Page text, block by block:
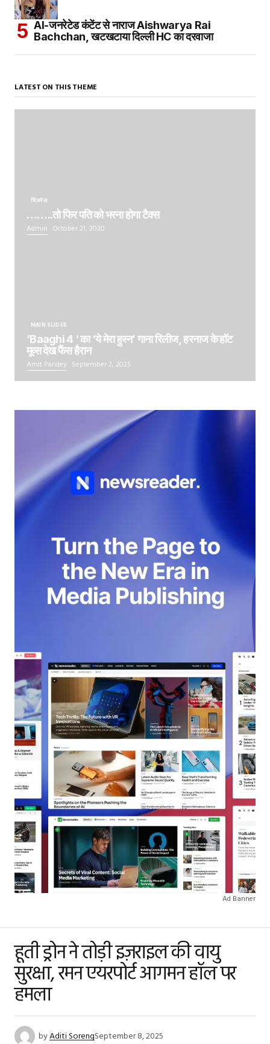
AI-जनरेटेड कंटेंट से नाराज Aishwarya Rai
Bachchan, खटखटाया दिल्ली HC का दरवाजा
LATEST ON THIS THEME
बिज़नेस
……..तो फिर पति को भरना होगा टैक्स
Admin October 21, 2020
MAIN SLIDER
‘Baaghi 4 ‘ का ‘ये मेरा हुस्न’ गाना रिलीज, हरनाज के हॉट
मूव्स देख फैंस हैरान
Amit Pandey September 2, 2025
Ad Banner
हूती ड्रोन ने तोड़ी इज़राइल की वायु
सुरक्षा, रमन एयरपोर्ट आगमन हॉल पर
हमला
byAditi SorengSeptember 8, 2025